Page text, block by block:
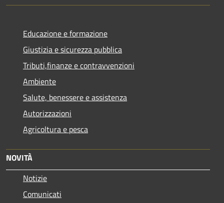
Educazione e formazione
Giustizia e sicurezza pubblica
Tributi,finanze e contravvenzioni
Ambiente
Salute, benessere e assistenza
Autorizzazioni
Agricoltura e pesca
NOVITÀ
Notizie
Comunicati